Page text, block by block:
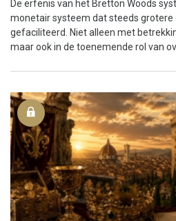
De erfenis van het Bretton Woods
monetair systeem dat steeds
gefaciliteerd. Niet alleen met
maar ook in de toenemende rol van